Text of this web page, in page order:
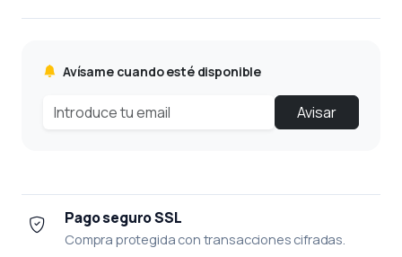
Avísame cuando esté disponible
Avisar
Pago seguro SSL
Compra protegida con transacciones cifradas.